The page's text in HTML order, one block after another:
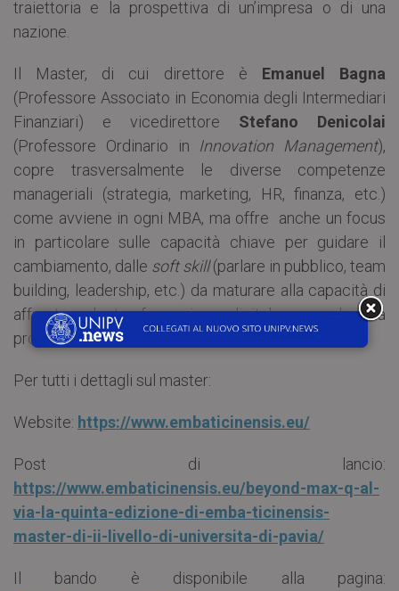
traiettoria e la prospettiva di un’impresa o di una
nazione.
Il Master, di cui direttore è Emanuel Bagna
(Professore Associato in Economia degli Intermediari
Finanziari) e vicedirettore Stefano Denicolai
(Professore Ordinario in Innovation Management),
copre trasversalmente le diverse competenze
manageriali (strategia, marketing, HR, finanza, etc.)
come avviene in ogni MBA, ma offre anche un focus
in particolare sulle capacità chiave per guidare il
cambiamento, dalle soft skill(parlare in pubblico, team
building, leadership, etc.) da maturare alla capacità di
affrontare la trasformazione digitale secondo una
prospettiva strategico-organizzativa.
Per tutti i dettagli sul master:
Website: https://www.embaticinensis.eu/
Post di lancio:
https://www.embaticinensis.eu/beyond-max-q-al-
via-la-quinta-edizione-di-emba-ticinensis-
master-di-ii-livello-di-universita-di-pavia/
Il bando è disponibile alla pagina: